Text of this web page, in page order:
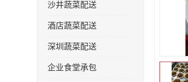
沙井蔬菜配送
酒店蔬菜配送
深圳蔬菜配送
企业食堂承包